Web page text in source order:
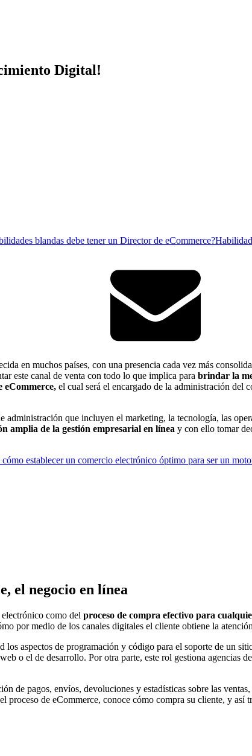
Digital!
blandas debe tener un Director de eCommerce?
en muchos países, con una presencia cada vez más
este canal de venta con todo lo que implica para brindar la
eCommerce, el cual será el encargado de la administración del
que incluyen el marketing, la tecnología, las
amplia de la gestión empresarial en línea y con ello tomar
cómo establecer un comercio electrónico óptimo para ser un
el negocio en línea
como del proceso de compra efectivo para
por medio de los canales digitales el cliente obtiene la
aspectos de programación y código para el soporte de un
o el de desarrollo. Por otra parte, este rol gestiona agencias
de pagos, envíos, devoluciones y estadísticas sobre las
proceso de eCommerce, conoce cómo compra su cliente, y así